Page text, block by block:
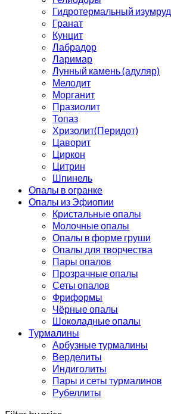
Гидротермальный изумруд
Гранат
Кунцит
Лабрадор
Ларимар
Лунный камень (адуляр)
Мелодит
Морганит
Празиолит
Топаз
Хризолит(Перидот)
Цаворит
Циркон
Цитрин
Шпинель
Опалы в огранке
Опалы из Эфиопии
Кристальные опалы
Молочные опалы
Опалы в форме груши
Опалы для творчества
Пары опалов
Прозрачные опалы
Сеты опалов
Фриформы
Чёрные опалы
Шоколадные опалы
Турмалины
Арбузные турмалины
Верделиты
Индиголиты
Пары и сеты турмалинов
Рубеллиты